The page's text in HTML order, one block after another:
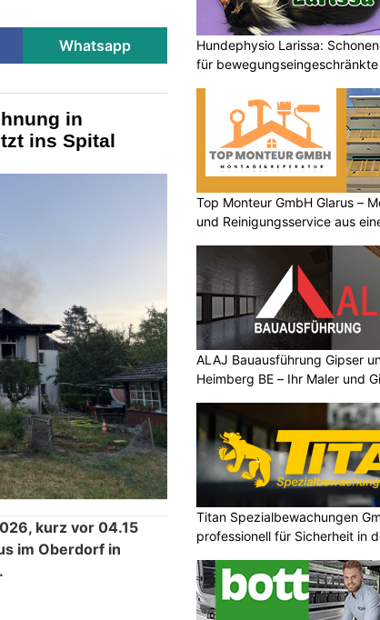
Whatsapp
in
ins Spital
kurz vor 04.15
im Oberdorf in
Hundephysio Larissa:
für
Top Monteur GmbH Glarus –
und Reinigungsservice aus
ALAJ Bauausführung Gipser
Heimberg BE – Ihr Maler und
Titan Spezialbewachungen
professionell für Sicherheit in